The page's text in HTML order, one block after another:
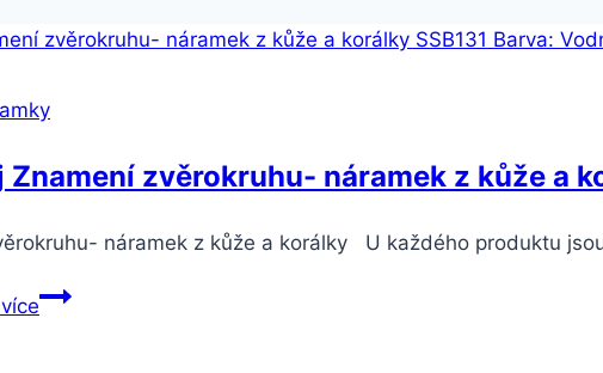
Znamení zvěrokruhu- náramek z kůže a
náramek z kůže a korálky U každého produktu
Smartuj